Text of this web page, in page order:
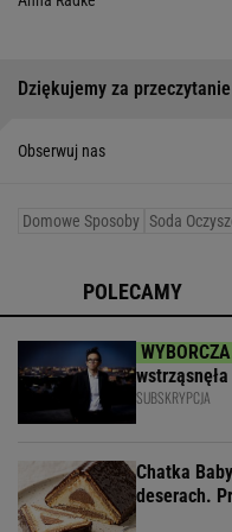
Dziękujemy za przeczytanie
Obserwuj nas
Domowe Sposoby Soda
POLECAMY
SUBSKRYPCJA
Chatka
deserach.